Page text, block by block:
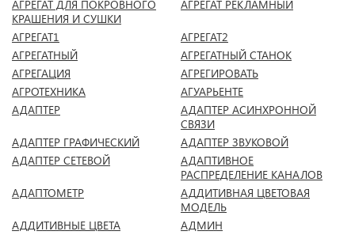
АГРЕГАТ ДЛЯ ПОКРОВНОГО
КРАШЕНИЯ И СУШКИ
АГРЕГАТ РЕКЛАМНЫЙ
АГРЕГАТ1
АГРЕГАТ2
АГРЕГАТНЫЙ
АГРЕГАТНЫЙ СТАНОК
АГРЕГАЦИЯ
АГРЕГИРОВАТЬ
АГРОТЕХНИКА
АГУАРЬЕНТЕ
АДАПТЕР
АДАПТЕР АСИНХРОННОЙ
СВЯЗИ
АДАПТЕР ГРАФИЧЕСКИЙ
АДАПТЕР ЗВУКОВОЙ
АДАПТЕР СЕТЕВОЙ
АДАПТИВНОЕ
РАСПРЕДЕЛЕНИЕ КАНАЛОВ
АДАПТОМЕТР
АДДИТИВНАЯ ЦВЕТОВАЯ
МОДЕЛЬ
АДДИТИВНЫЕ ЦВЕТА
АДМИН